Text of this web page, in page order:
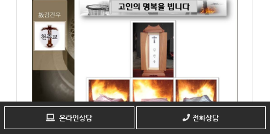
온라인상담 전화상담